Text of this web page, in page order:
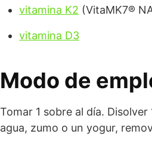
vitamina K2 (VitaMK7®
vitamina D3
Modo de
Tomar 1 sobre al día.
agua, zumo o un yogur,